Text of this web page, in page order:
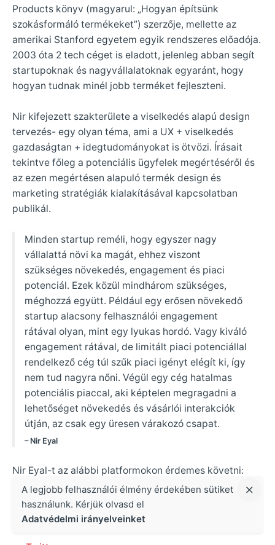
Products könyv (magyarul: „Hogyan építsünk
szokásformáló termékeket”) szerzője, mellette az
amerikai Stanford egyetem egyik rendszeres előadója.
2003 óta 2 tech céget is eladott, jelenleg abban segít
startupoknak és nagyvállalatoknak egyaránt, hogy
hogyan tudnak minél jobb terméket fejleszteni.
Nir kifejezett szakterülete a viselkedés alapú design
tervezés- egy olyan téma, ami a UX + viselkedés
gazdaságtan + idegtudományokat is ötvözi. Írásait
tekintve főleg a potenciális ügyfelek megértéséről és
az ezen megértésen alapuló termék design és
marketing stratégiák kialakításával kapcsolatban
publikál.
Minden startup reméli, hogy egyszer nagy
vállalattá növi ka magát, ehhez viszont
szükséges növekedés, engagement és piaci
potenciál. Ezek közül mindhárom szükséges,
méghozzá együtt. Például egy erősen növekedő
startup alacsony felhasználói engagement
rátával olyan, mint egy lyukas hordó. Vagy kiváló
engagement rátával, de limitált piaci potenciállal
rendelkező cég túl szűk piaci igényt elégít ki, így
nem tud nagyra nőni. Végül egy cég hatalmas
potenciális piaccal, aki képtelen megragadni a
lehetőséget növekedés és vásárlói interakciók
útján, az csak egy üresen várakozó csapat.
– Nir Eyal
Nir Eyal-t az alábbi platformokon érdemes követni:
Blog
Medium oldal
A legjobb felhasználói élmény érdekében sütiket
használunk. Kérjük olvasd el
Adatvédelmi irányelveinket